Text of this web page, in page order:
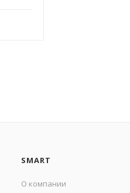
SMART
О компании